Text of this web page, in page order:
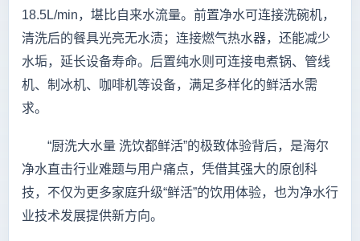
18.5L/min，堪比自来水流量。前置净水可连接洗碗机，
清洗后的餐具光亮无水渍；连接燃气热水器，还能减少
水垢，延长设备寿命。后置纯水则可连接电煮锅、管线
机、制冰机、咖啡机等设备，满足多样化的鲜活水需
求。
“厨洗大水量 洗饮都鲜活”的极致体验背后，是海尔
净水直击行业难题与用户痛点，凭借其强大的原创科
技，不仅为更多家庭升级“鲜活”的饮用体验，也为净水行
业技术发展提供新方向。